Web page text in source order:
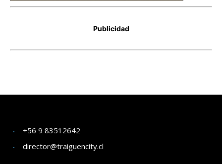
+56 9 83512642
director@traiguencity.cl